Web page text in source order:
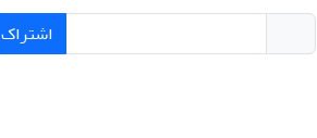
اشتراک